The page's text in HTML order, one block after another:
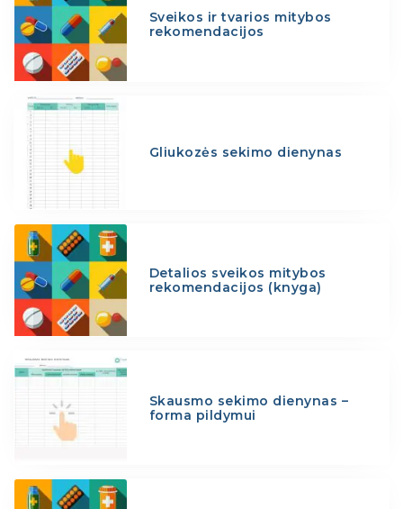
Sveikos ir tvarios mitybos
rekomendacijos
Gliukozės sekimo dienynas
Detalios sveikos mitybos
rekomendacijos (knyga)
Skausmo sekimo dienynas –
forma pildymui